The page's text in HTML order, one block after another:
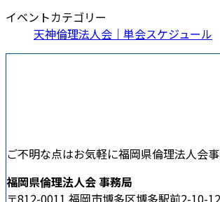
イベントカテゴリー
天神倫理法人会｜単会スケジュール
ご不明な点はお気軽に福岡県倫理法人会
福岡県倫理法人会 事務局
〒812-0011 福岡市博多区博多駅前2-10-